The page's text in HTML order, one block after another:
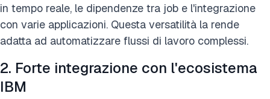
in tempo reale, le dipendenze tra job e l'integrazione
con varie applicazioni. Questa versatilità la rende
adatta ad automatizzare flussi di lavoro complessi.
2. Forte integrazione con l'ecosistema
IBM